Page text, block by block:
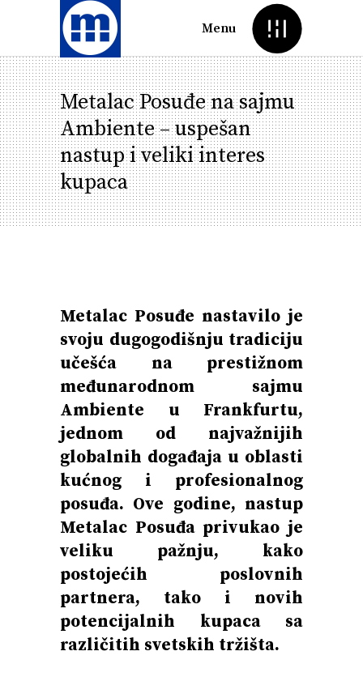
Menu
Metalac Posuđe na sajmu
Ambiente – uspešan
nastup i veliki interes
kupaca
Metalac Posuđe nastavilo je
svoju dugogodišnju tradiciju
učešća na prestižnom
međunarodnom sajmu
Ambiente u Frankfurtu,
jednom od najvažnijih
globalnih događaja u oblasti
kućnog i profesionalnog
posuđa. Ove godine, nastup
Metalac Posuđa privukao je
veliku pažnju, kako
postojećih poslovnih
partnera, tako i novih
potencijalnih kupaca sa
različitih svetskih tržišta.